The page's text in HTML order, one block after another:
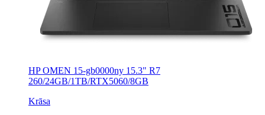
HP OMEN 15-gb0000ny 15.3" R7
260/24GB/1TB/RTX5060/8GB
Krāsa